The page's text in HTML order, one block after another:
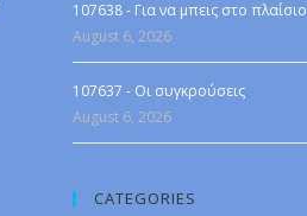
107638 - Για να μπεις στο πλαίσιο
August 6, 2026
107637 - Οι συγκρούσεις
August 6, 2026
CATEGORIES